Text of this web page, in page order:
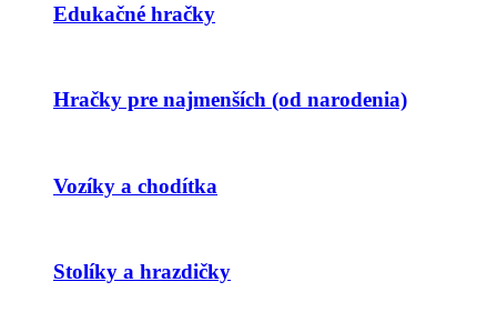
Edukačné hračky
Hračky pre najmenších (od narodenia)
Vozíky a chodítka
Stolíky a hrazdičky